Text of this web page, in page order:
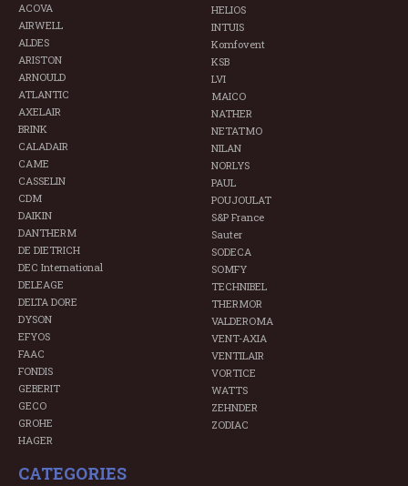
ACOVA
AIRWELL
ALDES
ARISTON
ARNOULD
ATLANTIC
AXELAIR
BRINK
CALADAIR
CAME
CASSELIN
CDM
DAIKIN
DANTHERM
DE DIETRICH
DEC International
DELEAGE
DELTA DORE
DYSON
EFYOS
FAAC
FONDIS
GEBERIT
GECO
GROHE
HAGER
HELIOS
INTUIS
Komfovent
KSB
LVI
MAICO
NATHER
NETATMO
NILAN
NORLYS
PAUL
POUJOULAT
S&P France
Sauter
SODECA
SOMFY
TECHNIBEL
THERMOR
VALDEROMA
VENT-AXIA
VENTILAIR
VORTICE
WATTS
ZEHNDER
ZODIAC
CATEGORIES